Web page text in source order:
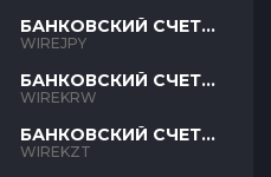
БАНКОВСКИЙ СЧЕТ
JPY
WIREJPY
БАНКОВСКИЙ СЧЕТ
KRW
WIREKRW
БАНКОВСКИЙ СЧЕТ
KZT
WIREKZT